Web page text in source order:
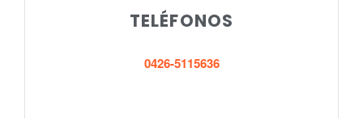
TELÉFONOS
0426-5115636